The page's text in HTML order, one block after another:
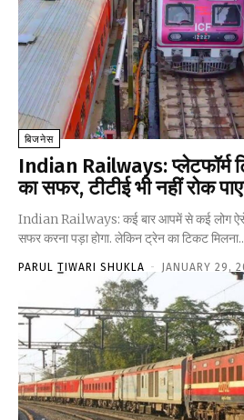
बिजनेस
Indian Railways:
का सफर, टीटीई भी नहीं रोक
Indian Railways: कई बार आपमें से कई लोग ऐसे
सफर करना पड़ा होगा. लेकिन ट्रेन का टिकट
PARUL TIWARI SHUKLA - JANUARY 29,